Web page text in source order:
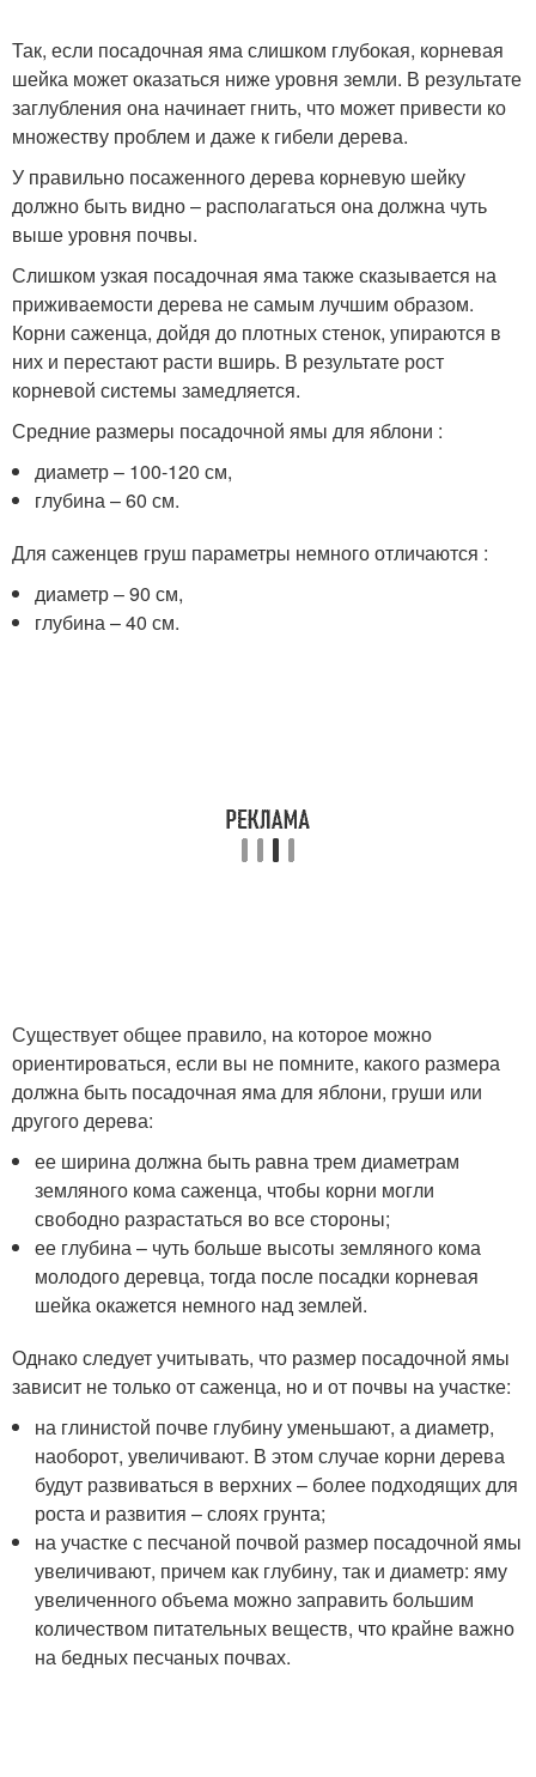
Так, если посадочная яма слишком глубокая, корневая
шейка может оказаться ниже уровня земли. В результате
заглубления она начинает гнить, что может привести ко
множеству проблем и даже к гибели дерева.
У правильно посаженного дерева корневую шейку
должно быть видно – располагаться она должна чуть
выше уровня почвы.
Слишком узкая посадочная яма также сказывается на
приживаемости дерева не самым лучшим образом.
Корни саженца, дойдя до плотных стенок, упираются в
них и перестают расти вширь. В результате рост
корневой системы замедляется.
Средние размеры посадочной ямы для яблони :
диаметр – 100-120 см,
глубина – 60 см.
Для саженцев груш параметры немного отличаются :
диаметр – 90 см,
глубина – 40 см.
Существует общее правило, на которое можно
ориентироваться, если вы не помните, какого размера
должна быть посадочная яма для яблони, груши или
другого дерева:
ее ширина должна быть равна трем диаметрам
земляного кома саженца, чтобы корни могли
свободно разрастаться во все стороны;
ее глубина – чуть больше высоты земляного кома
молодого деревца, тогда после посадки корневая
шейка окажется немного над землей.
Однако следует учитывать, что размер посадочной ямы
зависит не только от саженца, но и от почвы на участке:
на глинистой почве глубину уменьшают, а диаметр,
наоборот, увеличивают. В этом случае корни дерева
будут развиваться в верхних – более подходящих для
роста и развития – слоях грунта;
на участке с песчаной почвой размер посадочной ямы
увеличивают, причем как глубину, так и диаметр: яму
увеличенного объема можно заправить большим
количеством питательных веществ, что крайне важно
на бедных песчаных почвах.